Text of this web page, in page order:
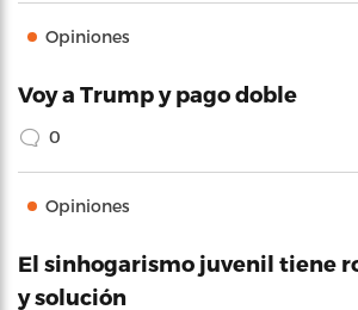
Opiniones
Voy a Trump y pago doble
0
Opiniones
El sinhogarismo juvenil tiene
y solución